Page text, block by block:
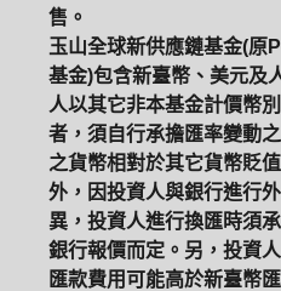
售。
玉山全球新供應鏈基金(原
基金)包含新臺幣、美元及
人以其它非本基金計價幣
者，須自行承擔匯率變動
之貨幣相對於其它貨幣貶
外，因投資人與銀行進行
異，投資人進行換匯時須
銀行報價而定。另，投資
匯款費用可能高於新臺幣